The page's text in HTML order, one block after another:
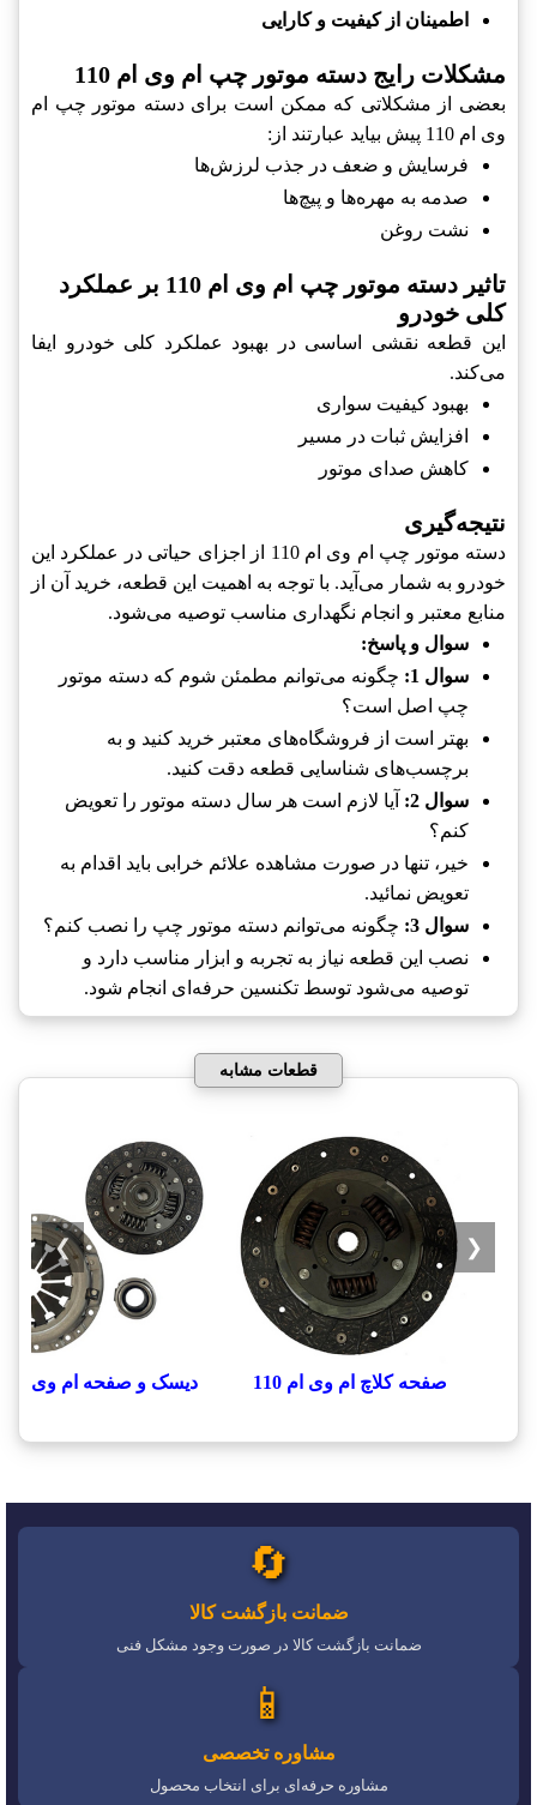
اطمینان از کیفیت و کارایی
مشکلات رایج دسته موتور چپ ام وی ام 110
بعضی از مشکلاتی که ممکن است برای دسته موتور چپ ام
وی ام 110 پیش بیاید عبارتند از:
فرسایش و ضعف در جذب لرزش‌ها
صدمه به مهره‌ها و پیچ‌ها
نشت روغن
تاثیر دسته موتور چپ ام وی ام 110 بر عملکرد
کلی خودرو
این قطعه نقشی اساسی در بهبود عملکرد کلی خودرو ایفا
می‌کند.
بهبود کیفیت سواری
افزایش ثبات در مسیر
کاهش صدای موتور
نتیجه‌گیری
دسته موتور چپ ام وی ام 110 از اجزای حیاتی در عملکرد این
خودرو به شمار می‌آید. با توجه به اهمیت این قطعه، خرید آن از
منابع معتبر و انجام نگهداری مناسب توصیه می‌شود.
سوال و پاسخ:
سوال 1:
چگونه می‌توانم مطمئن شوم که دسته موتور
چپ اصل است؟
بهتر است از فروشگاه‌های معتبر خرید کنید و به
برچسب‌های شناسایی قطعه دقت کنید.
سوال 2:
آیا لازم است هر سال دسته موتور را تعویض
کنم؟
خیر، تنها در صورت مشاهده علائم خرابی باید اقدام به
تعویض نمائید.
سوال 3:
چگونه می‌توانم دسته موتور چپ را نصب کنم؟
نصب این قطعه نیاز به تجربه و ابزار مناسب دارد و
توصیه می‌شود توسط تکنسین حرفه‌ای انجام شود.
قطعات مشابه
صفحه کلاچ ام وی ام 110 دیسک و صفحه ام وی ام 110
❮
❯
🔄
ضمانت بازگشت کالا
ضمانت بازگشت کالا در صورت وجود مشکل فنی
📱
مشاوره تخصصی
مشاوره حرفه‌ای برای انتخاب محصول